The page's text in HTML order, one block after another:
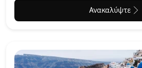
Ανακαλύψτε